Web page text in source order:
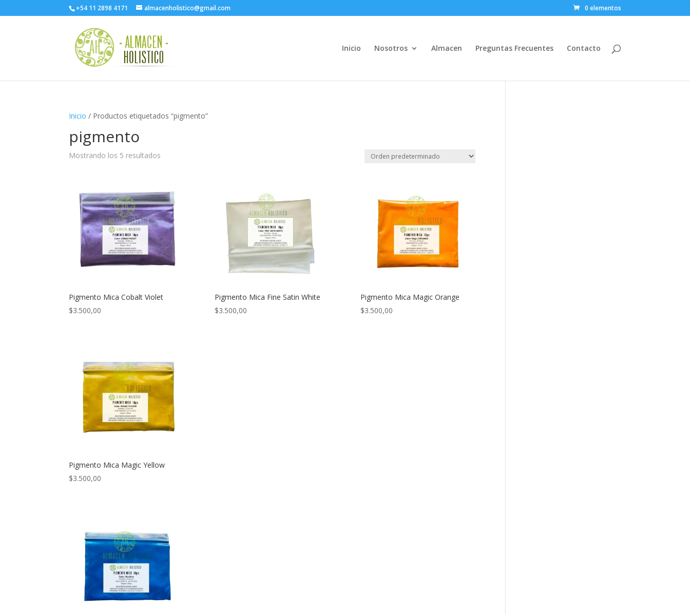
+54 11 2898 4171 almacenholistico@gmail.com 0 elementos
Inicio Nosotros Almacen Preguntas Frecuentes Contacto
Inicio / Productos etiquetados “pigmento”
pigmento
Mostrando los 5 resultados
Pigmento Mica Cobalt Violet
$3.500,00
Pigmento Mica Fine Satin White
$3.500,00
Pigmento Mica Magic Orange
$3.500,00
Pigmento Mica Magic Yellow
$3.500,00